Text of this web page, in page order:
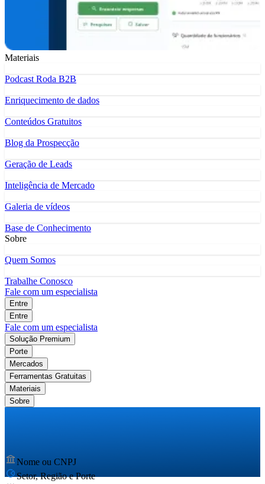
Materiais
Podcast Roda B2B
Enriquecimento de dados
Conteúdos Gratuitos
Blog da Prospecção
Geração de Leads
Inteligência de Mercado
Galeria de vídeos
Base de Conhecimento
Sobre
Quem Somos
Trabalhe Conosco
Fale com um especialista
Entre
Entre
Fale com um especialista
Solução Premium
Porte
Mercados
Ferramentas Gratuitas
Materiais
Sobre
Nome ou CNPJ
Setor, Região e Porte